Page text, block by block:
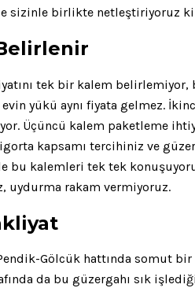
sizinle birlikte netleştiriyoruz
tek bir kalem
yükü aynı fiyata gelmez.
Üçüncü kalem paketleme
kapsamı tercihiniz ve
bu kalemleri tek tek
uydurma rakam vermiyoruz.
Gölcük hattında somut
da bu güzergahı sık